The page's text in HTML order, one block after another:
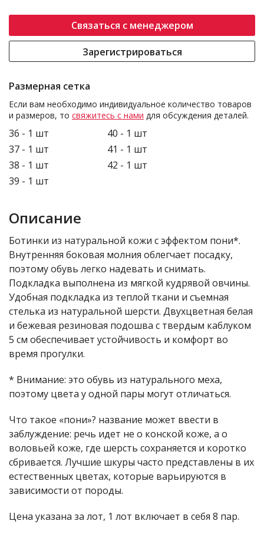
Связаться с менеджером
Зарегистрироваться
Размерная сетка
Если вам необходимо индивидуальное количество товаров
и размеров, то свяжитесь с нами для обсуждения деталей.
36 - 1 шт
37 - 1 шт
38 - 1 шт
39 - 1 шт
40 - 1 шт
41 - 1 шт
42 - 1 шт
Описание
Ботинки из натуральной кожи с эффектом пони*.
Внутренняя боковая молния облегчает посадку,
поэтому обувь легко надевать и снимать.
Подкладка выполнена из мягкой кудрявой овчины.
Удобная подкладка из теплой ткани и съемная
стелька из натуральной шерсти. Двухцветная белая
и бежевая резиновая подошва с твердым каблуком
5 см обеспечивает устойчивость и комфорт во
время прогулки.
* Внимание: это обувь из натурального меха,
поэтому цвета у одной пары могут отличаться.
Что такое «пони»? название может ввести в
заблуждение: речь идет не о конской коже, а о
воловьей коже, где шерсть сохраняется и коротко
сбривается. Лучшие шкуры часто представлены в их
естественных цветах, которые варьируются в
зависимости от породы.
Цена указана за лот, 1 лот включает в себя 8 пар.